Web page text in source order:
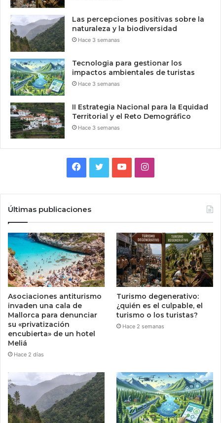
Las percepciones positivas sobre la
naturaleza y la biodiversidad
Hace 3 semanas
Tecnologia para gestionar los
impactos ambientales de turistas
Hace 3 semanas
II Estrategia Nacional para la Equidad
Territorial y el Reto Demográfico
Hace 3 semanas
Facebook
TwitterYouTubeInstagram
Últimas publicaciones
Asociaciones antiturismo
invaden una cala de
Mallorca para denunciar
su «privatización
encubierta» de un hotel
Meliá
Hace 2 días
Turismo degenerativo:
¿quién es el culpable, el
turismo o los turistas?
Hace 2 semanas